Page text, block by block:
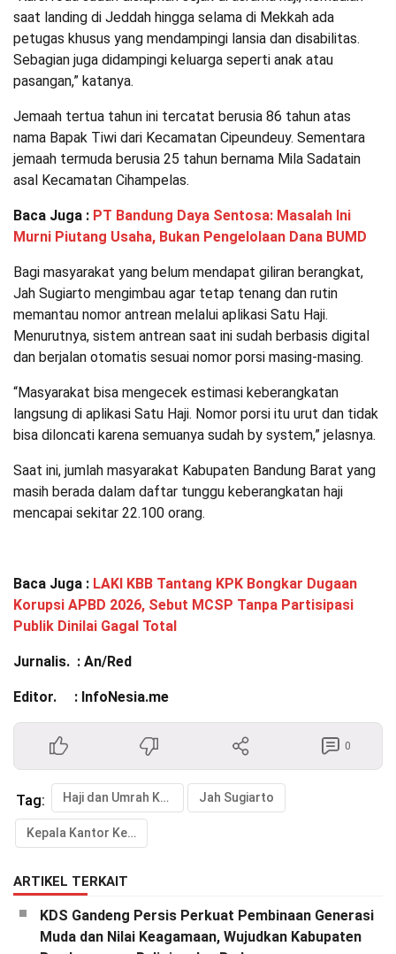
saat landing di Jeddah hingga selama di Mekkah ada
petugas khusus yang mendampingi lansia dan disabilitas.
Sebagian juga didampingi keluarga seperti anak atau
pasangan,” katanya.
Jemaah tertua tahun ini tercatat berusia 86 tahun atas
nama Bapak Tiwi dari Kecamatan Cipeundeuy. Sementara
jemaah termuda berusia 25 tahun bernama Mila Sadatain
asal Kecamatan Cihampelas.
Baca Juga : PT Bandung Daya Sentosa: Masalah Ini
Murni Piutang Usaha, Bukan Pengelolaan Dana BUMD
Bagi masyarakat yang belum mendapat giliran berangkat,
Jah Sugiarto mengimbau agar tetap tenang dan rutin
memantau nomor antrean melalui aplikasi Satu Haji.
Menurutnya, sistem antrean saat ini sudah berbasis digital
dan berjalan otomatis sesuai nomor porsi masing-masing.
“Masyarakat bisa mengecek estimasi keberangkatan
langsung di aplikasi Satu Haji. Nomor porsi itu urut dan tidak
bisa diloncati karena semuanya sudah by system,” jelasnya.
Saat ini, jumlah masyarakat Kabupaten Bandung Barat yang
masih berada dalam daftar tunggu keberangkatan haji
mencapai sekitar 22.100 orang.
Baca Juga : LAKI KBB Tantang KPK Bongkar Dugaan
Korupsi APBD 2026, Sebut MCSP Tanpa Partisipasi
Publik Dinilai Gagal Total
Jurnalis. : An/Red
Editor. : InfoNesia.me
0
Tag: Haji dan Umrah Kabupaten Bandung Barat Jah Sugiarto
Kepala Kantor Kementerian
ARTIKEL TERKAIT
KDS Gandeng Persis Perkuat Pembinaan Generasi
Muda dan Nilai Keagamaan, Wujudkan Kabupaten